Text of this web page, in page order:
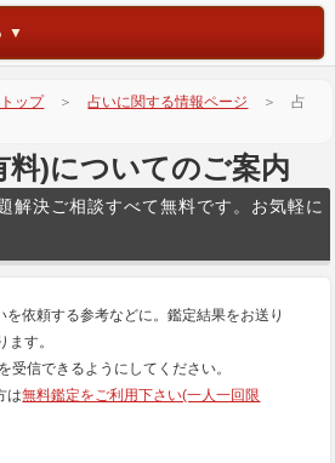
ップ＞占いに関する情報ページ
＞ 占
料)についてのご案内
解決ご相談すべて無料です。お気軽に
を依頼する参考などに。鑑定結果をお送り
ます。
受信できるようにしてください。
は無料鑑定をご利用下さい(一人一回限